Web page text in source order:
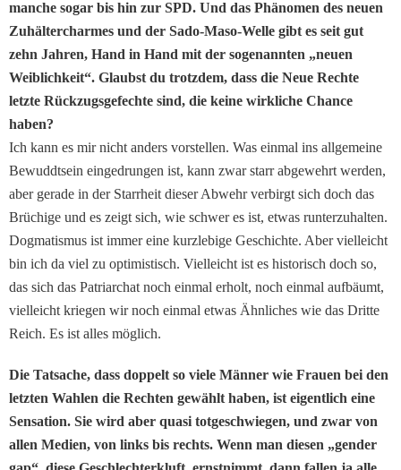
manche sogar bis hin zur SPD. Und das Phänomen des neuen
Zuhältercharmes und der Sado-Maso-Welle gibt es seit gut
zehn Jahren, Hand in Hand mit der sogenannten „neuen
Weiblichkeit“. Glaubst du trotzdem, dass die Neue Rechte
letzte Rückzugsgefechte sind, die keine wirkliche Chance
haben?
Ich kann es mir nicht anders vorstellen. Was einmal ins allgemeine
Bewuddtsein eingedrungen ist, kann zwar starr abgewehrt werden,
aber gerade in der Starrheit dieser Abwehr verbirgt sich doch das
Brüchige und es zeigt sich, wie schwer es ist, etwas runterzuhalten.
Dogmatismus ist immer eine kurzlebige Geschichte. Aber vielleicht
bin ich da viel zu optimistisch. Vielleicht ist es historisch doch so,
das sich das Patriarchat noch einmal erholt, noch einmal aufbäumt,
vielleicht kriegen wir noch einmal etwas Ähnliches wie das Dritte
Reich. Es ist alles möglich.
Die Tatsache, dass doppelt so viele Männer wie Frauen bei den
letzten Wahlen die Rechten gewählt haben, ist eigentlich eine
Sensation. Sie wird aber quasi totgeschwiegen, und zwar von
allen Medien, von links bis rechts. Wenn man diesen „gender